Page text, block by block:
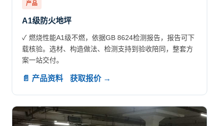
产品
A1级防火地坪
✓ 燃烧性能A1级不燃，依据GB 8624检测报告，报告可下
载核验。选材、构造做法、检测支持到验收陪同，整套方
案一站交付。
📄 产品资料 获取报价 →